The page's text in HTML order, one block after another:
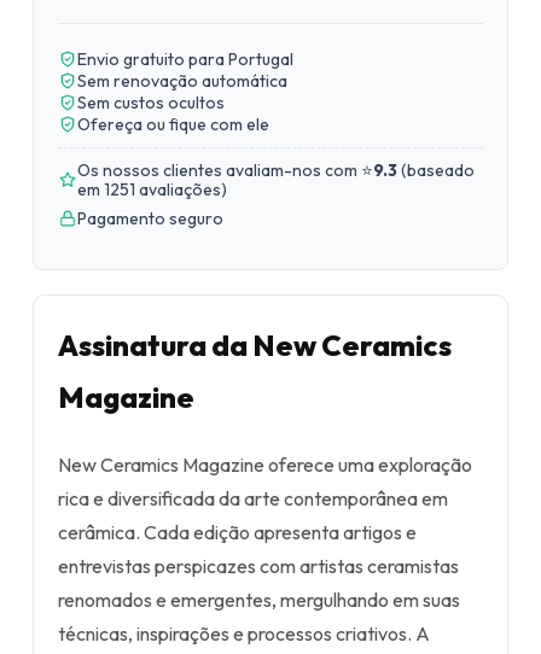
Envio gratuito para Portugal
Sem renovação automática
Sem custos ocultos
Ofereça ou fique com ele
Os nossos clientes avaliam-nos com ⭐9.3(baseado
em 1251 avaliações)
Pagamento seguro
Assinatura da New Ceramics
Magazine
New Ceramics Magazine oferece uma exploração
rica e diversificada da arte contemporânea em
cerâmica. Cada edição apresenta artigos e
entrevistas perspicazes com artistas ceramistas
renomados e emergentes, mergulhando em suas
técnicas, inspirações e processos criativos. A